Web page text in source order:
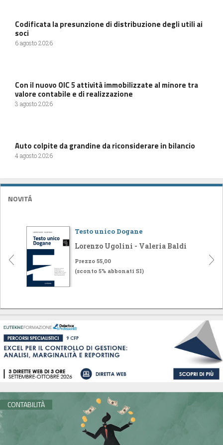
Codificata la presunzione di distribuzione degli utili ai
soci
6 agosto 2026
Con il nuovo OIC 5 attività immobilizzate al minore tra
valore contabile e di realizzazione
3 agosto 2026
Auto colpite da grandine da riconsiderare in bilancio
4 agosto 2026
NOVITÁ
Testo unico Dogane
Lorenzo Ugolini - Valeria Baldi
Prezzo 55,00
(sconto 5% abbonati SI)
CONTABILITÀ